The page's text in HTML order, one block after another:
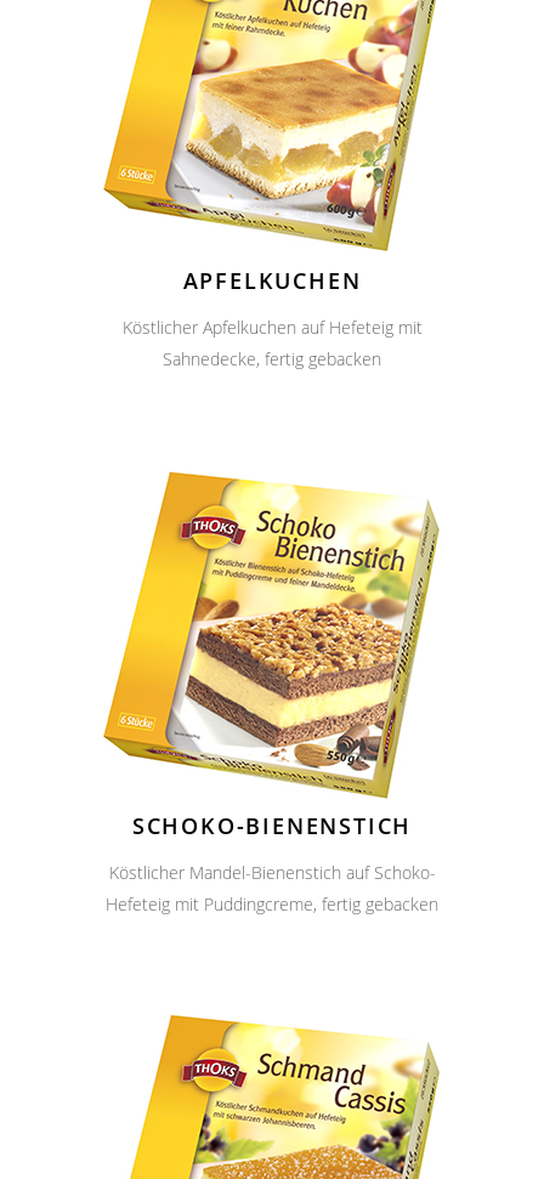
APFELKUCHEN
Köstlicher Apfelkuchen auf Hefeteig mit
Sahnedecke, fertig gebacken
SCHOKO-BIENENSTICH
Köstlicher Mandel-Bienenstich auf Schoko-
Hefeteig mit Puddingcreme, fertig gebacken